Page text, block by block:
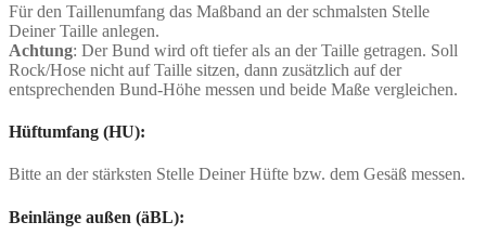
Für den Taillenumfang das Maßband an der schmalsten Stelle
Deiner Taille anlegen.
Achtung: Der Bund wird oft tiefer als an der Taille getragen. Soll
Rock/Hose nicht auf Taille sitzen, dann zusätzlich auf der
entsprechenden Bund-Höhe messen und beide Maße vergleichen.
Hüftumfang (HU):
Bitte an der stärksten Stelle Deiner Hüfte bzw. dem Gesäß messen.
Beinlänge außen (äBL):